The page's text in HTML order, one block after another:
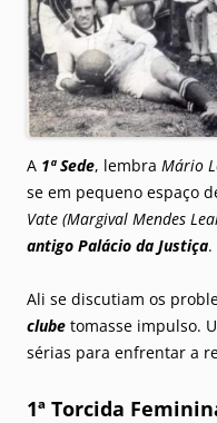
A 1ª Sede, lembra Mário
se em pequeno espaço
Vate (Margival Mendes
antigo Palácio da Justiça.
Ali se discutiam os
clube tomasse impulso.
sérias para enfrentar a
1ª Torcida